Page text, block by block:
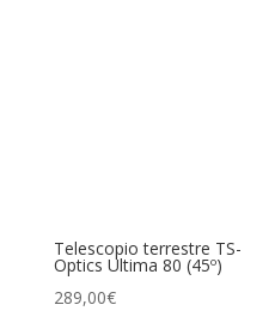
Telescopio terrestre TS-
Optics Ultima 80 (45º)
289,00€